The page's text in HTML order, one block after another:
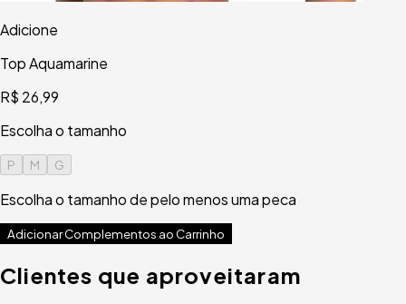
Adicione
Top Aquamarine
R$ 26,99
Escolha o tamanho
P M G
Escolha o tamanho de pelo menos uma peca
Adicionar Complementos ao Carrinho
Clientes que aproveitaram